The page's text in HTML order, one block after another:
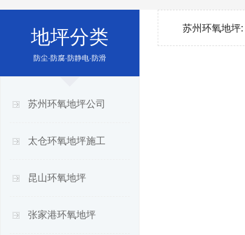
地坪分类
防尘·防腐·防静电·防滑
苏州环氧地坪公司
太仓环氧地坪施工
昆山环氧地坪
张家港环氧地坪
苏州环氧地坪: